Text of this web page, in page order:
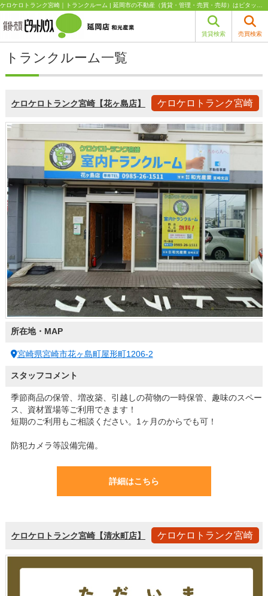
賃貸検索 売買検索
トランクルーム一覧
ケロケロトランク宮崎【花ヶ島店】 ケロケロトランク宮崎
所在地・MAP
宮崎県宮崎市花ヶ島町屋形町1206-2
スタッフコメント
季節商品の保管、増改築、引越しの荷物の一時保管、趣味のスペー
ス、資材置場等ご利用できます！
短期のご利用もご相談ください。1ヶ月のからでも可！
防犯カメラ等設備完備。
詳細はこちら
ケロケロトランク宮崎【清水町店】 ケロケロトランク宮崎